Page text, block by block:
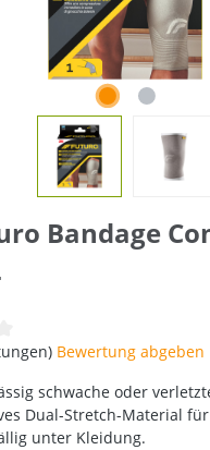
Bandage
Bewertung von 0 von 5
Bewertung abgeben
schwache oder
Dual-Stretch-Material
unter Kleidung.